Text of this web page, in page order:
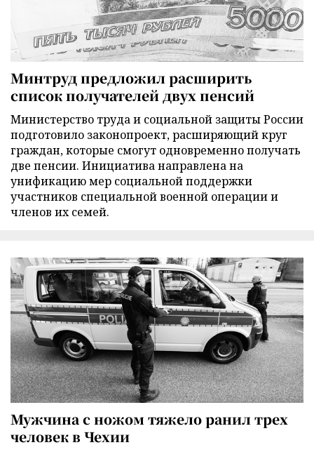
Минтруд предложил расширить
список получателей двух пенсий
Министерство труда и социальной защиты России
подготовило законопроект, расширяющий круг
граждан, которые смогут одновременно получать
две пенсии. Инициатива направлена на
унификацию мер социальной поддержки
участников специальной военной операции и
членов их семей.
Мужчина с ножом тяжело ранил трех
человек в Чехии